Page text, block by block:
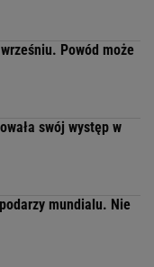
Powód może
swój występ w
mundialu. Nie